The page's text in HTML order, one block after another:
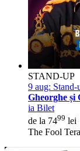
STAND-UP
9 aug: Stand-
Gheorghe
ia Bilet
de la 7499 lei
The Fool